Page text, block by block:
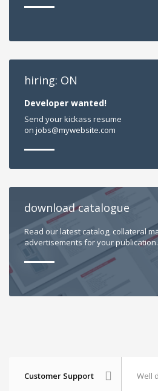
hiring: ON
Developer wanted!
Send your kickass resume
on jobs@mywebsite.com
download catalogue
Read our latest catalog, collateral
advertisements for your publication.
Customer Support Well